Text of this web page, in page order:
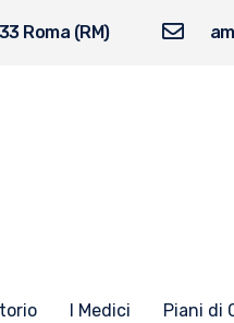
Roma (RM)
I Medici Piani di